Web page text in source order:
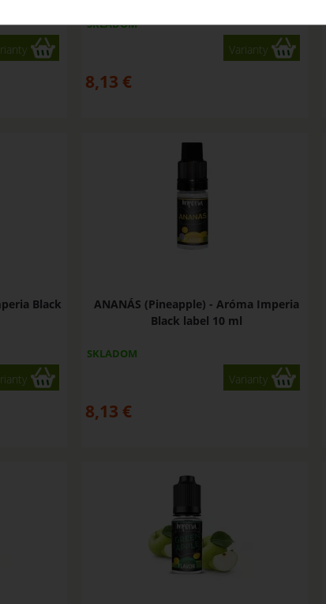
SKLADOM
Varianty
8,13 €
Black
ANANÁS (Pineapple) - Aróma Imperia
Black label 10 ml
SKLADOM
Varianty
8,13 €